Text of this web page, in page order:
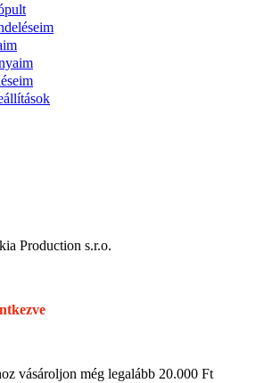
Production s.r.o.
vásároljon még legalább 20.000 Ft